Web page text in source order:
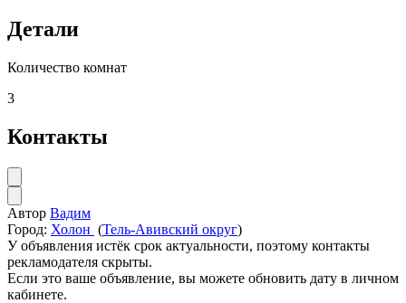
Детали
Количество комнат
3
Контакты
Автор Вадим
Город: Холон (Тель-Авивский округ)
У объявления истёк срок актуальности, поэтому контакты
рекламодателя скрыты.
Если это ваше объявление, вы можете обновить дату в личном
кабинете.